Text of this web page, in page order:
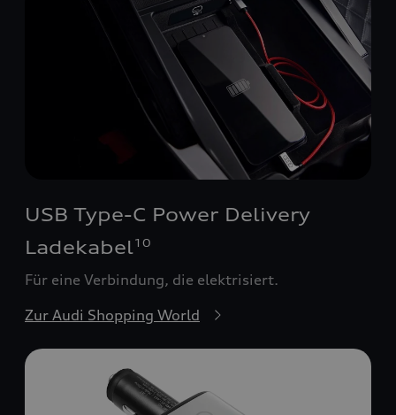
USB Type-C Power Delivery
Ladekabel10
Für eine Verbindung, die elektrisiert.
Zur Audi Shopping World